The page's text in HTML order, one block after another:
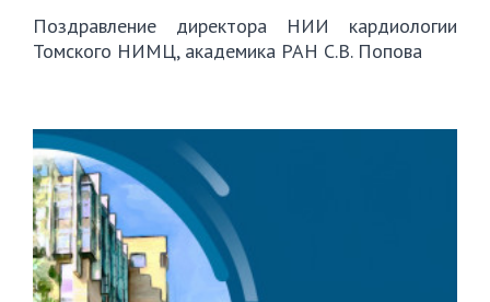
Поздравление директора НИИ кардиологии
Томского НИМЦ, академика РАН С.В. Попова